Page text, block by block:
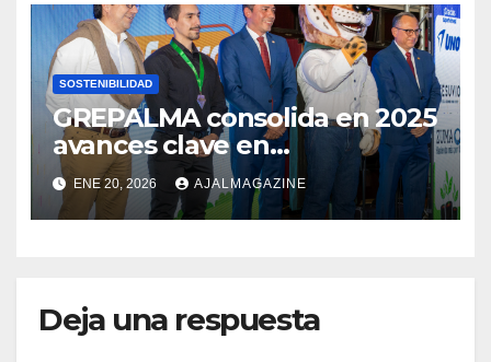
SOSTENIBILIDAD
GREPALMA consolida en 2025
avances clave en
sostenibilidad de la palma de
aceite en Guatemala
ENE 20, 2026 AJALMAGAZINE
Deja una respuesta